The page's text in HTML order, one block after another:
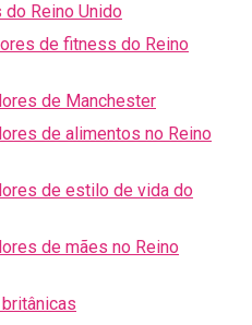
Reino Unido
de fitness do Reino
de Manchester
de alimentos no Reino
de estilo de vida do
de mães no Reino